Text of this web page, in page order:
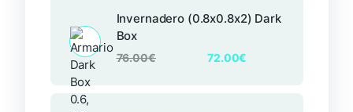
Invernadero (0.8x0.8x2) Dark
Box
76.00€ 72.00€